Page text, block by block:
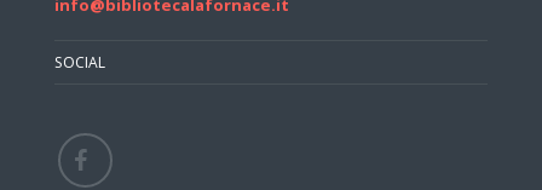
info@bibliotecalafornace.it
SOCIAL